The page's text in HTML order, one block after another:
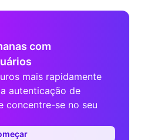
com
mais rapidamente
autenticação de
concentre-se no seu